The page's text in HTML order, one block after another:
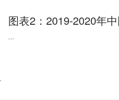
图表2：2019-2020年
...